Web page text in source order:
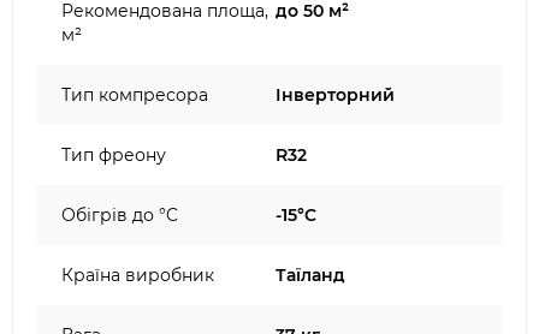
Рекомендована площа,
м²
до 50 м²
Тип компресора Інверторний
Тип фреону R32
Обігрів до °C -15°C
Країна виробник Таїланд